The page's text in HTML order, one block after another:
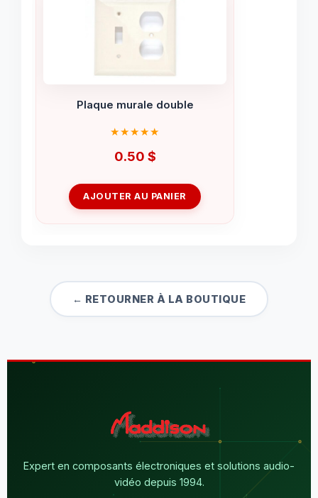
Plaque murale double
0.50 $
AJOUTER AU PANIER
← RETOURNER À LA BOUTIQUE
Expert en composants électroniques et solutions audio-
vidéo depuis 1994.